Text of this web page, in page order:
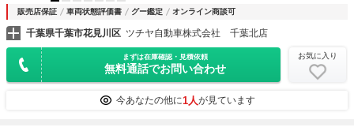
販売店保証 車両状態評価書 グー鑑定 オンライン商談可
千葉県千葉市花見川区 ツチヤ自動車株式会社 千葉北店
まずは在庫確認・見積依頼
無料通話でお問い合わせ
お気に入り
今あなたの他に1人が見ています